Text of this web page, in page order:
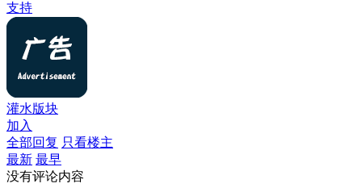
支持
灌水版块
加入
全部回复 只看楼主
最新 最早
没有评论内容